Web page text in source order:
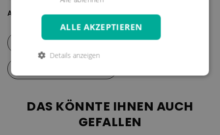
Bitte beachten Sie, dass sich die Überzüge aufgrund der
UV-Strahlung farblich verändern können. Dies
beeinträchtigt jedoch weder die Funktion, noch die
Langlebigkeit des Überzugs.
Der Überzug besteht aus Polyester.
Artikelnummer : K10775
Pflege-& Sicherheitshinweise
DAS KÖNNTE IHNEN AUCH
GEFALLEN
ALLE AKZEPTIEREN
Details anzeigen